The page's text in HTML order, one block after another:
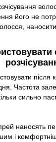
його не
після
Частота
сильно
наносять
і